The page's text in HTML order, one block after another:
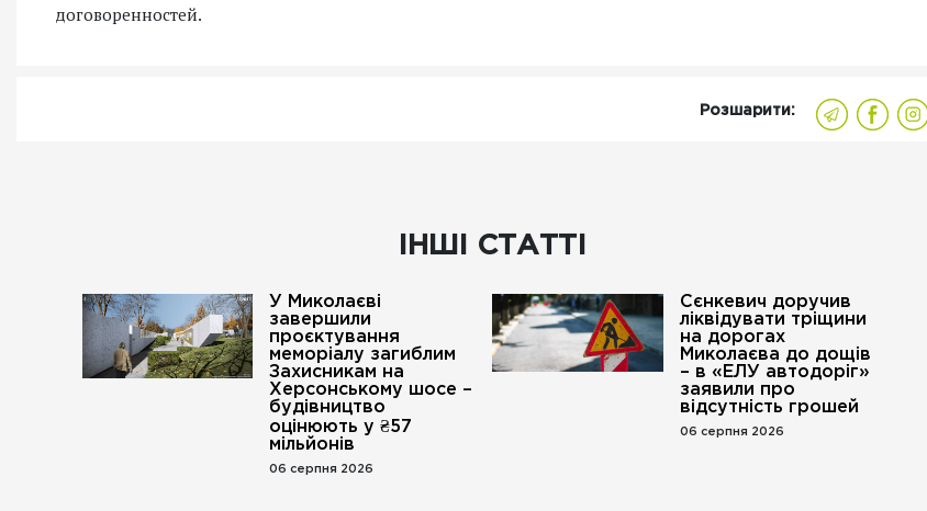
договоренностей.
Розшарити:
ІНШІ СТАТТІ
У Миколаєві
завершили
проєктування
меморіалу загиблим
Захисникам на
Херсонському шосе –
будівництво
оцінюють у ₴57
мільйонів
06 серпня 2026
Сєнкевич доручив
ліквідувати тріщини
на дорогах
Миколаєва до дощів
– в «ЕЛУ автодоріг»
заявили про
відсутність грошей
06 серпня 2026